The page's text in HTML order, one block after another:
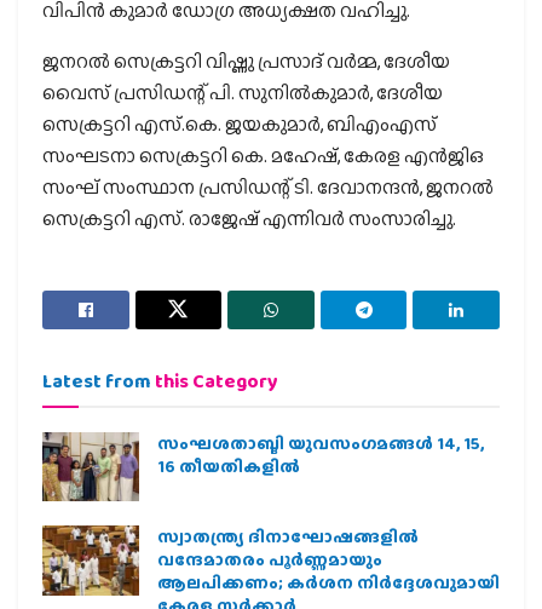
വിപിന്‍ കുമാര്‍ ഡോഗ്ര അധ്യക്ഷത വഹിച്ചു.
ജനറല്‍ സെക്രട്ടറി വിഷ്ണു പ്രസാദ് വര്‍മ്മ, ദേശീയ
വൈസ് പ്രസിഡന്റ് പി. സുനില്‍കുമാര്‍, ദേശീയ
സെക്രട്ടറി എസ്.കെ. ജയകുമാര്‍, ബിഎംഎസ്
സംഘടനാ സെക്രട്ടറി കെ. മഹേഷ്, കേരള എന്‍ജിഒ
സംഘ് സംസ്ഥാന പ്രസിഡന്റ് ടി. ദേവാനന്ദന്‍, ജനറല്‍
സെക്രട്ടറി എസ്. രാജേഷ് എന്നിവര്‍ സംസാരിച്ചു.
Latest from this Category
സംഘശതാബ്ദി യുവസംഗമങ്ങള്‍ 14, 15,
16 തീയതികളില്‍
സ്വാതന്ത്ര്യ ദിനാഘോഷങ്ങളിൽ
വന്ദേമാതരം പൂർണ്ണമായും
ആലപിക്കണം; കർശന നിർദ്ദേശവുമായി